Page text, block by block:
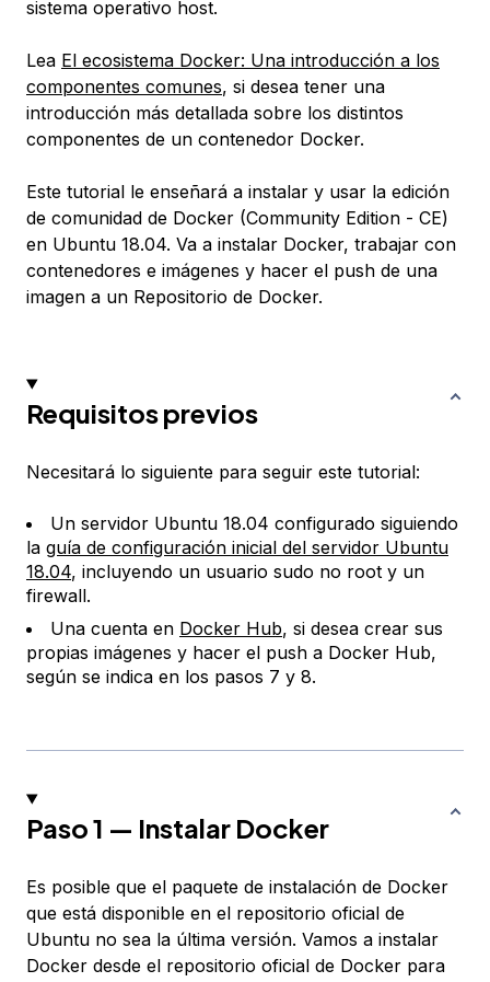
sistema operativo host.
Lea El ecosistema Docker: Una introducción a los
componentes comunes, si desea tener una
introducción más detallada sobre los distintos
componentes de un contenedor Docker.
Este tutorial le enseñará a instalar y usar la edición
de comunidad de Docker (Community Edition - CE)
en Ubuntu 18.04. Va a instalar Docker, trabajar con
contenedores e imágenes y hacer el push de una
imagen a un Repositorio de Docker.
Requisitos previos
Necesitará lo siguiente para seguir este tutorial:
Un servidor Ubuntu 18.04 configurado siguiendo
la guía de configuración inicial del servidor Ubuntu
18.04, incluyendo un usuario sudo no root y un
firewall.
Una cuenta en Docker Hub, si desea crear sus
propias imágenes y hacer el push a Docker Hub,
según se indica en los pasos 7 y 8.
Paso 1 — Instalar Docker
Es posible que el paquete de instalación de Docker
que está disponible en el repositorio oficial de
Ubuntu no sea la última versión. Vamos a instalar
Docker desde el repositorio oficial de Docker para